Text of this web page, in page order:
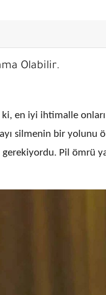
Olabilir.
ki, en iyi ihtimalle
silmenin bir yolunu
Pil ömrü